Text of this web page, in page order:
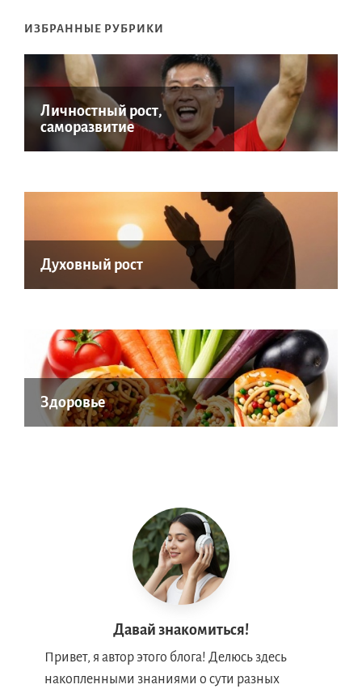
ИЗБРАННЫЕ РУБРИКИ
Личностный рост,
саморазвитие
Духовный рост
Здоровье
Давай знакомиться!
Привет, я автор этого блога! Делюсь здесь
накопленными знаниями о сути разных